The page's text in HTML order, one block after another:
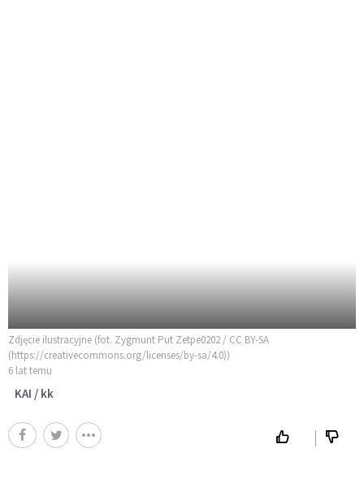
Zdjęcie ilustracyjne (fot. Zygmunt Put Zetpe0202 / CC BY-SA
(https://creativecommons.org/licenses/by-sa/4.0))
6 lat temu
KAI / kk